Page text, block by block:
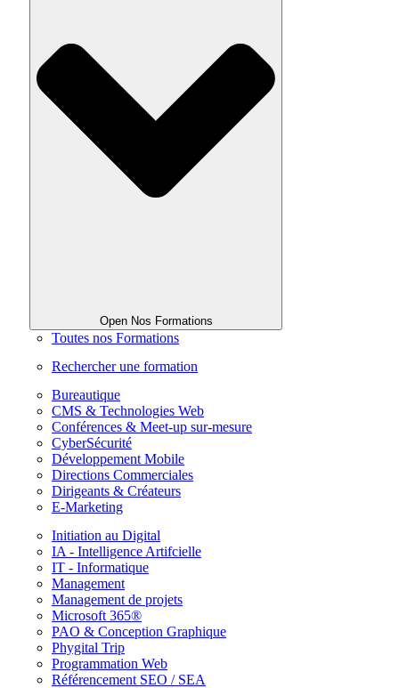
Open Nos Formations
Toutes nos Formations
Rechercher une formation
Bureautique
CMS & Technologies Web
Conférences & Meet-up sur-mesure
CyberSécurité
Développement Mobile
Directions Commerciales
Dirigeants & Créateurs
E-Marketing
Initiation au Digital
IA - Intelligence Artifcielle
IT - Informatique
Management
Management de projets
Microsoft 365®
PAO & Conception Graphique
Phygital Trip
Programmation Web
Référencement SEO / SEA